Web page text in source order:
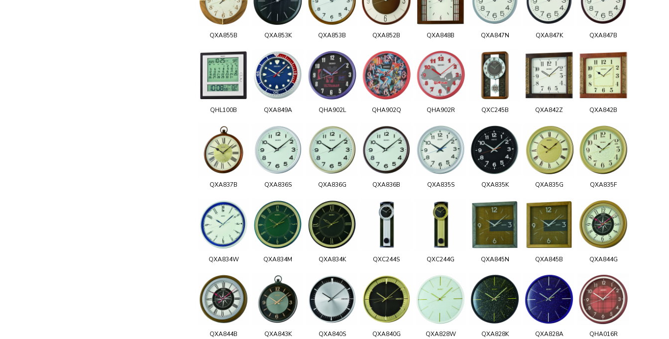
QXA855B QXA853K QXA853B QXA852B QXA848B QXA847N QXA847K QXA847B
QHL100B QXA849A QHA902L QHA902Q QHA902R QXC245B QXA842Z QXA842B
QXA837B QXA836S QXA836G QXA836B QXA835S QXA835K QXA835G QXA835F
QXA834W QXA834M QXA834K QXC244S QXC244G QXA845N QXA845B QXA844G
QXA844B QXA843K QXA840S QXA840G QXA828W QXA828K QXA828A QHA016R